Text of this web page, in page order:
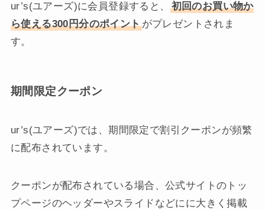
ur’s(ユアーズ)に会員登録すると、
初回のお買い物か
ら使える300円分のポイントがプレゼントされま
す。
期間限定クーポン
ur’s(ユアーズ)では、期間限定で割引クーポンが頻繁
に配布されています。
クーポンが配布されている場合、公式サイトのトッ
プページのヘッダーやスライドなどにに大きく掲載